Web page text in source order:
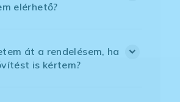
elérhető?
át a rendelésem, ha
is kértem?